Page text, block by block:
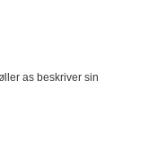
as beskriver sin